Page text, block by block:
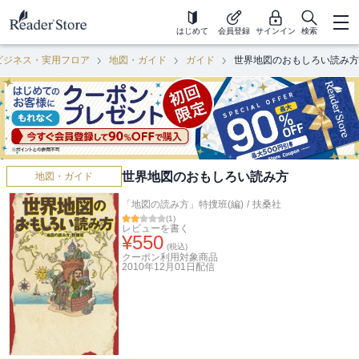
はじめて 会員登録 サインイン 検索
ジネス・実用フロア 地図・ガイド ガイド 世界地図のおもしろい読み方
地図・ガイド 世界地図のおもしろい読み方
「地図の読み方」特捜班(編) / 扶桑社
(1)
レビューを書く
¥550 (税込)
クーポン利用対象商品
2010年12月01日 配信